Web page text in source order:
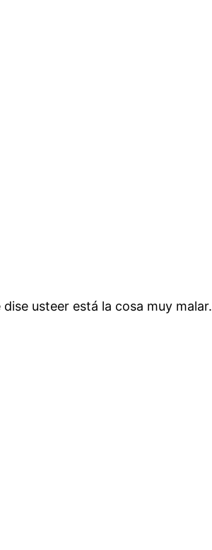
usteer está la cosa muy malar.